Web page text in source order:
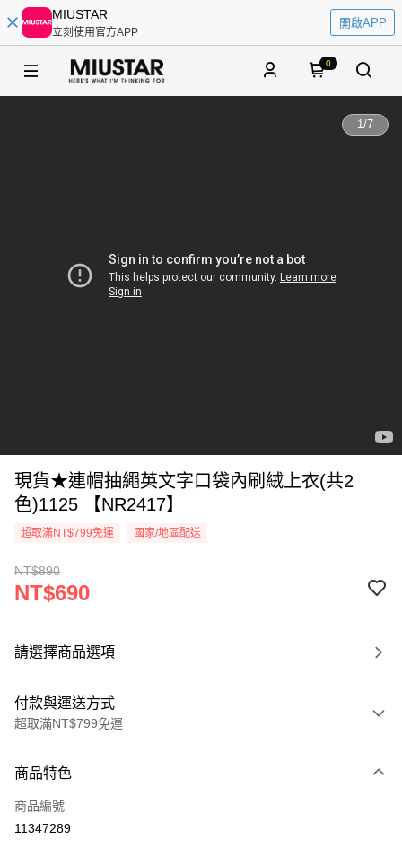
MIUSTAR
立刻使用官方APP
開啟APP
0
1/7
現貨★連帽抽繩英文字口袋內刷絨上衣(共2
色)1125 【NR2417】
超取滿NT$799免運 國家/地區配送
NT$890
NT$690
請選擇商品選項
付款與運送方式
超取滿NT$799免運
信用卡一次付款
超商取貨付款
商品特色
商品編號
11347289